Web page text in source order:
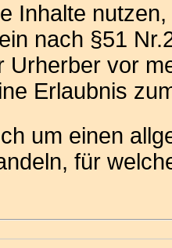
Inhalte
nach §51
Urherber vor
Erlaubnis
um einen
für